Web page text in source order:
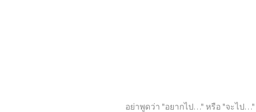
อย่าพูดว่า "อยากไป…" หรือ "จะไป